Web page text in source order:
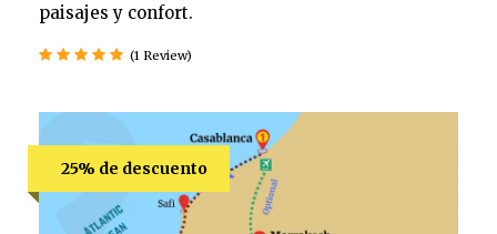
paisajes y confort.
(1 Review)
25% de descuento